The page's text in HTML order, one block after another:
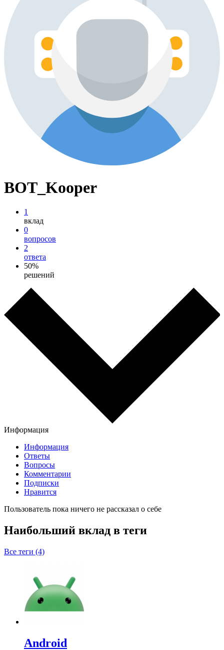
BOT_Kooper
1
вклад
0
вопросов
2
ответа
50%
решений
Информация
Информация
Ответы
Вопросы
Комментарии
Подписки
Нравится
Пользователь пока ничего не рассказал о себе
Наибольший вклад в теги
Все теги (4)
Android